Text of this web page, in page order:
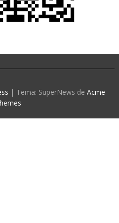
| Tema: SuperNews de Acme